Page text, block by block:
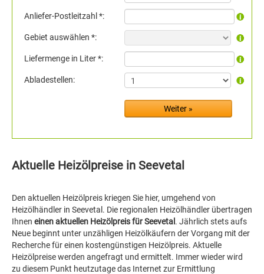
Anliefer-Postleitzahl *:
Gebiet auswählen *:
Liefermenge in Liter *:
Abladestellen:
Aktuelle Heizölpreise in Seevetal
Den aktuellen Heizölpreis kriegen Sie hier, umgehend von
Heizölhändler in Seevetal. Die regionalen Heizölhändler übertragen
Ihnen einen aktuellen Heizölpreis für Seevetal . Jährlich stets aufs
Neue beginnt unter unzähligen Heizölkäufern der Vorgang mit der
Recherche für einen kostengünstigen Heizölpreis. Aktuelle
Heizölpreise werden angefragt und ermittelt. Immer wieder wird
zu diesem Punkt heutzutage das Internet zur Ermittlung